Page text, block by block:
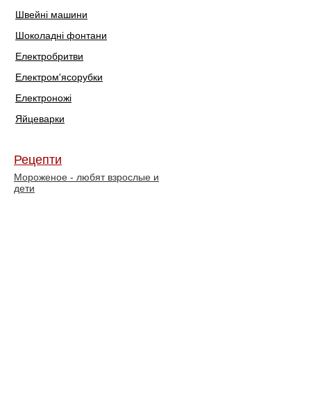
Швейні машини
Шоколадні фонтани
Електробритви
Електром'ясорубки
Електроножі
Яйцеварки
Рецепти
Мороженое - любят взрослые и
дети